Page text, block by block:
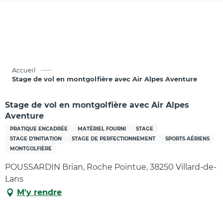
Accueil
Stage de vol en montgolfière avec Air Alpes Aventure
Stage de vol en montgolfière avec Air Alpes
Aventure
PRATIQUE ENCADRÉE MATÉRIEL FOURNI
STAGE
STAGE D'INITIATION
STAGE DE PERFECTIONNEMENT
SPORTS AÉRIENS
MONTGOLFIÈRE
POUSSARDIN Brian, Roche Pointue, 38250 Villard-de-
Lans
M'y rendre